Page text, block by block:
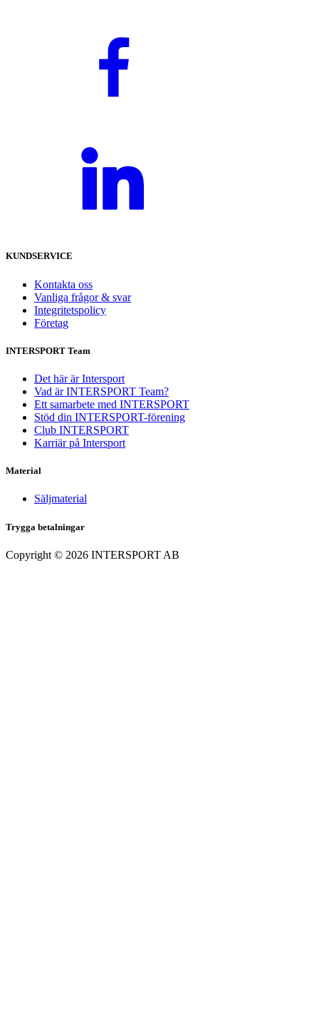
KUNDSERVICE
Kontakta oss
Vanliga frågor & svar
Integritetspolicy
Företag
INTERSPORT Team
Det här är Intersport
Vad är INTERSPORT Team?
Ett samarbete med INTERSPORT
Stöd din INTERSPORT-förening
Club INTERSPORT
Karriär på Intersport
Material
Säljmaterial
Trygga betalningar
Copyright © 2026 INTERSPORT AB